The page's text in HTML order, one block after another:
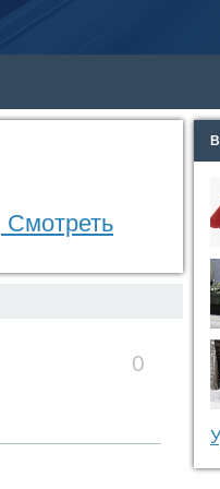
Смотреть
0